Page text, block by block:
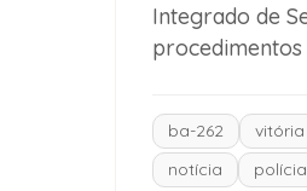
Integrado de
procedimentos
ba-262
notícia